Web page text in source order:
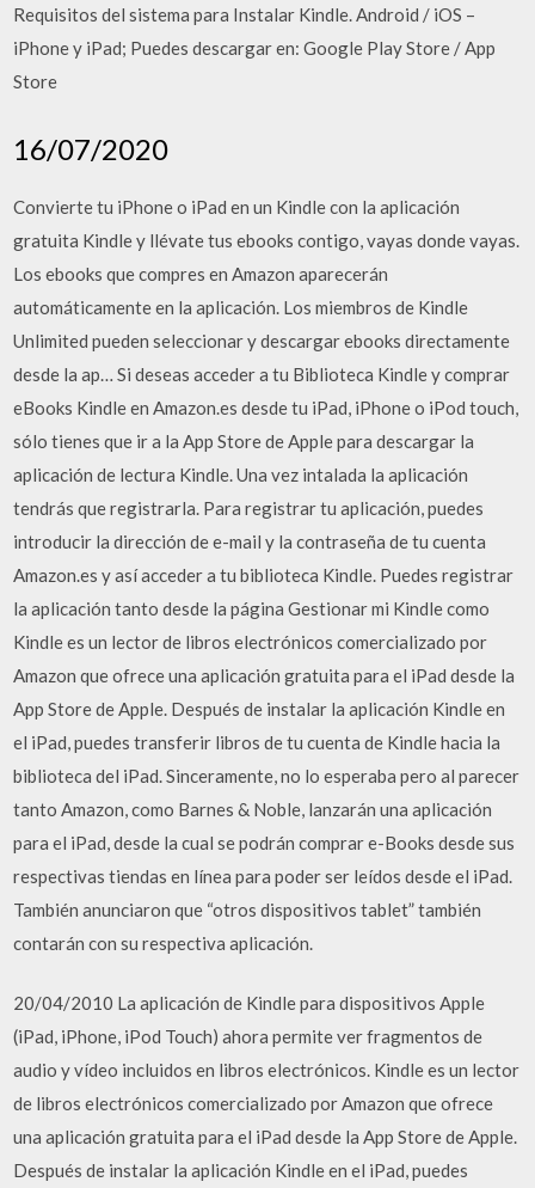
Requisitos del sistema para Instalar Kindle. Android / iOS –
iPhone y iPad; Puedes descargar en: Google Play Store / App
Store
16/07/2020
‎Convierte tu iPhone o iPad en un Kindle con la aplicación
gratuita Kindle y llévate tus ebooks contigo, vayas donde vayas.
Los ebooks que compres en Amazon aparecerán
automáticamente en la aplicación. Los miembros de Kindle
Unlimited pueden seleccionar y descargar ebooks directamente
desde la ap… Si deseas acceder a tu Biblioteca Kindle y comprar
eBooks Kindle en Amazon.es desde tu iPad, iPhone o iPod touch,
sólo tienes que ir a la App Store de Apple para descargar la
aplicación de lectura Kindle. Una vez intalada la aplicación
tendrás que registrarla. Para registrar tu aplicación, puedes
introducir la dirección de e-mail y la contraseña de tu cuenta
Amazon.es y así acceder a tu biblioteca Kindle. Puedes registrar
la aplicación tanto desde la página Gestionar mi Kindle como
Kindle es un lector de libros electrónicos comercializado por
Amazon que ofrece una aplicación gratuita para el iPad desde la
App Store de Apple. Después de instalar la aplicación Kindle en
el iPad, puedes transferir libros de tu cuenta de Kindle hacia la
biblioteca del iPad. Sinceramente, no lo esperaba pero al parecer
tanto Amazon, como Barnes & Noble, lanzarán una aplicación
para el iPad, desde la cual se podrán comprar e-Books desde sus
respectivas tiendas en línea para poder ser leídos desde el iPad.
También anunciaron que “otros dispositivos tablet” también
contarán con su respectiva aplicación.
20/04/2010 La aplicación de Kindle para dispositivos Apple
(iPad, iPhone, iPod Touch) ahora permite ver fragmentos de
audio y vídeo incluidos en libros electrónicos. Kindle es un lector
de libros electrónicos comercializado por Amazon que ofrece
una aplicación gratuita para el iPad desde la App Store de Apple.
Después de instalar la aplicación Kindle en el iPad, puedes